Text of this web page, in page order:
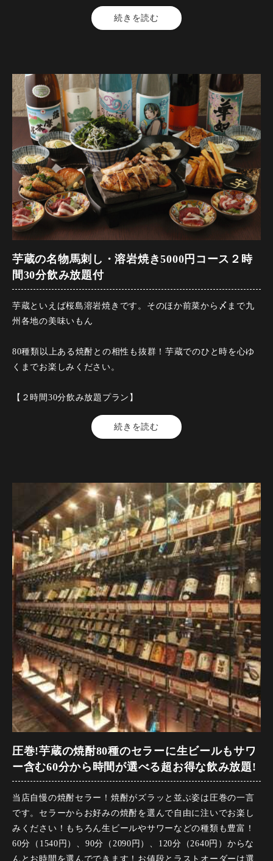
続きを読む
【料金】5000円（税込）
【飲み放題】有 全80品以上
【コース内容】
【鮮】馬刺し二種盛り合わせ
●新鮮な馬刺し二種の馬刺しを、鹿児島県キンコー醤油さんの
心からで、甘口の醤油をたっぷりつけて。
【菜】鹿児島志布志そはら農園四季菜と釜揚げしらすのチョ
レギサラダ
●鹿児島の生で食せる、新鮮で栄養価たっぷりシキナのサラダ
です。
【芋蔵】さつま芋スティック 安納いもあい盛り
●芋蔵定番、大人気のおつまみ！カリッとほくほくのさつま芋
に蜂蜜マヨネーズをたっぷりつけて・・・
【鍋】芋蔵名物国産牛もつ鍋
汁の【自家製醤油】スープがぷりぷり国産牛もつとの相性抜
群です。
【揚げ】鶏皮餃子とさつま揚げ盛り合わせ
●鶏の皮で包んだおつまみ餃子と、定番さつま揚げの揚げ物盛
す。〆のちゃんぽん麺のお供にも！お鍋の旨味がが凝縮した
お出汁が最高。
【箸休】からし蓮根チップ
●ピリッからのからしと蓮根のかりかり食感、焼酎のあてに是
非！
【〆】もつ鍋〆の旨出汁ちゃんぽん麺
●もつ鍋の〆と言えばちゃんぽん麺！旨味をたっぷりしみ込ん
だ芋蔵自慢のもつ鍋を最後までお楽しみください。
【開催期間】2025年10月1日～
【来店時間】17時00分～21時00分
【予約期限】当日（15時までにご予約ください）
※料理内容の変更承ります。お気軽にお問い合わせくださ
い。画像はイメージです。
※当日連絡なしの人数変更はキャンセル代全額いただきま
す。
※当日連絡ありの人数変更はお料理代いただきます。
※お席混み合った際はご予約のお時間から2時間30分とさせて
頂いております。グラス交換制です。
芋蔵の名物馬刺し・溶岩焼き5000円コース２時
間30分飲み放題付
芋蔵といえば桜島溶岩焼きです。そのほか前菜から〆まで九
州各地の美味いもん
80種類以上ある焼酎との相性も抜群！芋蔵でのひと時を心ゆ
くまでお楽しみください。
【２時間30分飲み放題プラン】
続きを読む
【料金】5000円（税込）
【飲み放題】有 全80品以上
【コース内容】
【鮮】馬刺し二種盛り合わせ
●新鮮な馬刺し二種の馬刺しを、鹿児島県キンコー醤油さんの
心からで、甘口の醤油をたっぷりつけて。
【菜】鹿児島志布志そはら農園シキナと釜揚げしらすのチョ
レギサラダ
●鹿児島の生で食せる、新鮮で栄養価たっぷりシキナのサラダ
です。
【芋蔵】さつま芋スティック 安納芋あい盛り
●芋蔵定番、大人気のおつまみ！カリッとほくほくのさつま芋
に蜂蜜マヨネーズをたっぷりつけて・・・
【桜島溶岩】桜島鶏と黒豚の桜島溶岩焼き
●噛むほどに旨味が増す桜島鶏もも肉と甘みのある黒豚を焼き
上げ、桜島の溶岩で熱々で提供します。
【揚げ】鶏皮餃子とさつま揚げ盛り合わせ
●鶏の皮で包んだおつまみ餃子と、定番さつま揚げの揚げ物盛
【温】にら辛水餃子
圧巻!芋蔵の焼酎80種のセラーに生ビールもサワ
ー含む60分から時間が選べる超お得な飲み放題!
当店自慢の焼酎セラー！焼酎がズラッと並ぶ姿は圧巻の一言
です。セラーからお好みの焼酎を選んで自由に注いでお楽し
みください！もちろん生ビールやサワーなどの種類も豊富！
60分（1540円）、90分（2090円）、120分（2640円）からな
んとお時間を選んでできます！お値段とラストオーダーは選